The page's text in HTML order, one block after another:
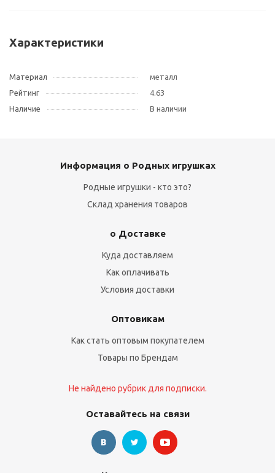
Характеристики
Материал
металл
Рейтинг
4.63
Наличие
В наличии
Информация о Родных игрушках
Родные игрушки - кто это?
Склад хранения товаров
о Доставке
Куда доставляем
Как оплачивать
Условия доставки
Оптовикам
Как стать оптовым покупателем
Товары по Брендам
Не найдено рубрик для подписки.
Оставайтесь на связи